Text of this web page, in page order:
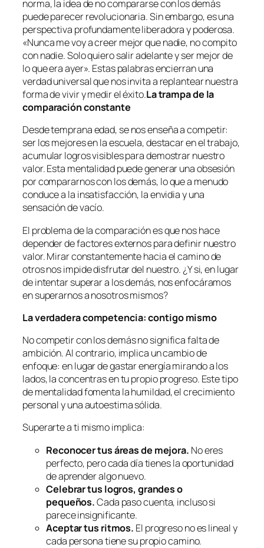
norma, la idea de no compararse con los demás
puede parecer revolucionaria. Sin embargo, es una
perspectiva profundamente liberadora y poderosa.
«Nunca me voy a creer mejor que nadie, no compito
con nadie. Solo quiero salir adelante y ser mejor de
lo que era ayer». Estas palabras encierran una
verdad universal que nos invita a replantear nuestra
forma de vivir y medir el éxito.La trampa de la
comparación constante
Desde temprana edad, se nos enseña a competir:
ser los mejores en la escuela, destacar en el trabajo,
acumular logros visibles para demostrar nuestro
valor. Esta mentalidad puede generar una obsesión
por compararnos con los demás, lo que a menudo
conduce a la insatisfacción, la envidia y una
sensación de vacío.
El problema de la comparación es que nos hace
depender de factores externos para definir nuestro
valor. Mirar constantemente hacia el camino de
otros nos impide disfrutar del nuestro. ¿Y si, en lugar
de intentar superar a los demás, nos enfocáramos
en superarnos a nosotros mismos?
La verdadera competencia: contigo mismo
No competir con los demás no significa falta de
ambición. Al contrario, implica un cambio de
enfoque: en lugar de gastar energía mirando a los
lados, la concentras en tu propio progreso. Este tipo
de mentalidad fomenta la humildad, el crecimiento
personal y una autoestima sólida.
Superarte a ti mismo implica:
Reconocer tus áreas de mejora. No eres
perfecto, pero cada día tienes la oportunidad
de aprender algo nuevo.
Celebrar tus logros, grandes o
pequeños.Cada paso cuenta, incluso si
parece insignificante.
Aceptar tus ritmos. El progreso no es lineal y
cada persona tiene su propio camino.